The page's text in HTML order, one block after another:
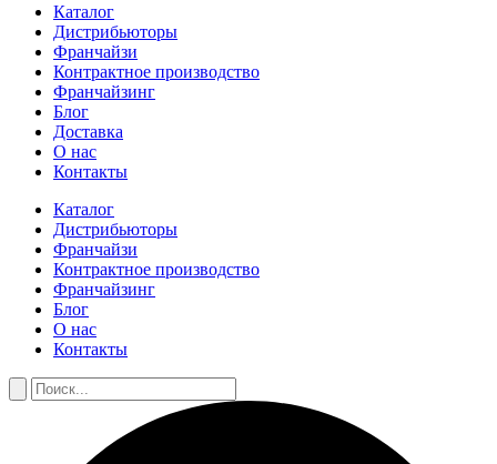
Каталог
Дистрибьюторы
Франчайзи
Контрактное производство
Франчайзинг
Блог
Доставка
О нас
Контакты
Каталог
Дистрибьюторы
Франчайзи
Контрактное производство
Франчайзинг
Блог
О нас
Контакты